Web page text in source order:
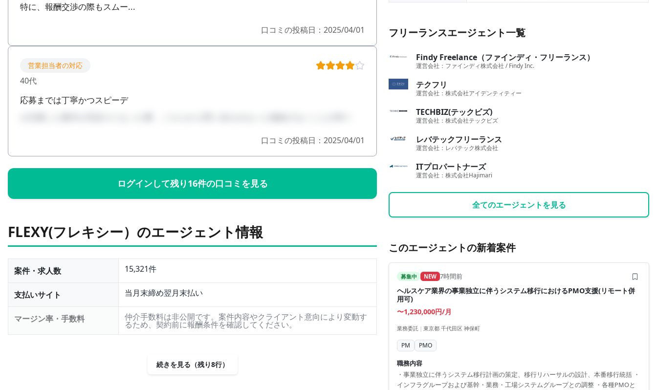
特に、報酬交渉の際もスムー...
口コミの投稿日：2025/04/01
営業担当者の対応
40代
応募までは丁寧かつスピーデ
口コミの投稿日：2025/04/01
ログインして残り16件の口コミを見る
FLEXY(フレキシー）のエージェント情報
案件・求人数 15,321件
支払いサイト 当月末締め翌月末払い
マージン率・手数料 仲介手数料は非公開です。案件内容やクライアント意向により変動す
るため、契約前に報酬条件を確認してください。
続きを見る（残り8行）
フリーランスエージェント一覧
Findy Freelance（ファインディ・フリーランス）
運営会社： ファインディ株式会社 / Findy Inc.
テクフリ
運営会社：株式会社アイデンティティー
TECHBIZ(テックビズ)
運営会社：株式会社テックビズ
レバテックフリーランス
運営会社： レバテック株式会社
ITプロパートナーズ
運営会社：株式会社Hajimari
全てのエージェントを見る
このエージェントの新着案件
募集中 NEW 7時間前
ヘルスケア業界の事業独立に伴うシステム移行におけるPMO支援(リモート併
用可)
〜1,230,000円/月
業務委託 | 東京都 千代田区 神保町
PM PMO
職務内容
・事業独立に伴うシステム移行計画の策定、移行リハーサルの設計、本番移行統括 ・
インフラグループおよび基幹・業務・工場システムグループとの調整 ・各種PMOと